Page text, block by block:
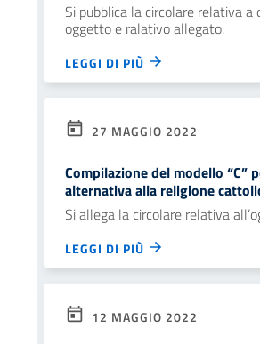
Si pubblica la circolare relativa a
oggetto e ralativo allegato.
LEGGI DI PIÙ
27 MAGGIO 2022
Compilazione del modello “C”
alternativa alla religione
Si allega la circolare relativa
LEGGI DI PIÙ
12 MAGGIO 2022